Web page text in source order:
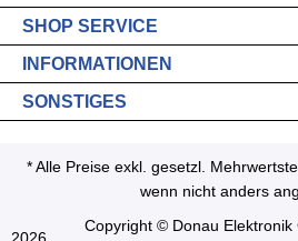
SHOP SERVICE
INFORMATIONEN
SONSTIGES
* Alle Preise exkl. gesetzl.
wenn nicht anders
2026
Copyright © Donau Elektronik